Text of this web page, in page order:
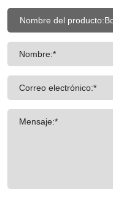
Nombre:*
Correo electrónico:*
Mensaje:*